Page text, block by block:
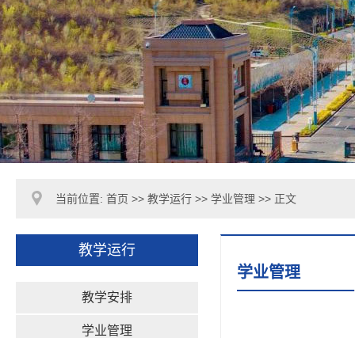
当前位置: 首页 >> 教学运行 >> 学业管理 >> 正文
教学运行
教学安排
学业管理
学业管理